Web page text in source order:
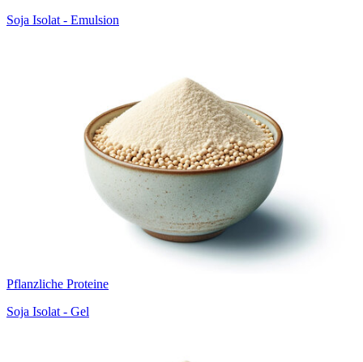
Soja Isolat - Emulsion
Pflanzliche Proteine
Soja Isolat - Gel